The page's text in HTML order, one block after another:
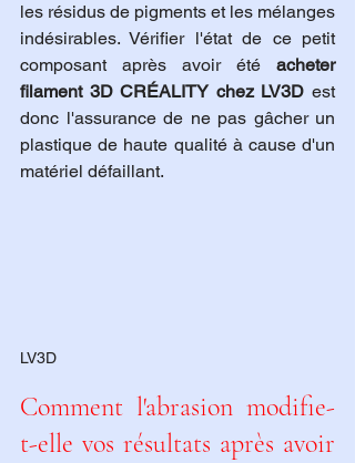
les résidus de pigments et les mélanges
indésirables. Vérifier l'état de ce petit
composant après avoir été acheter
filament 3D CRÉALITY chez LV3D est
donc l'assurance de ne pas gâcher un
plastique de haute qualité à cause d'un
matériel défaillant.
LV3D
Comment l'abrasion modifie-
t-elle vos résultats après avoir